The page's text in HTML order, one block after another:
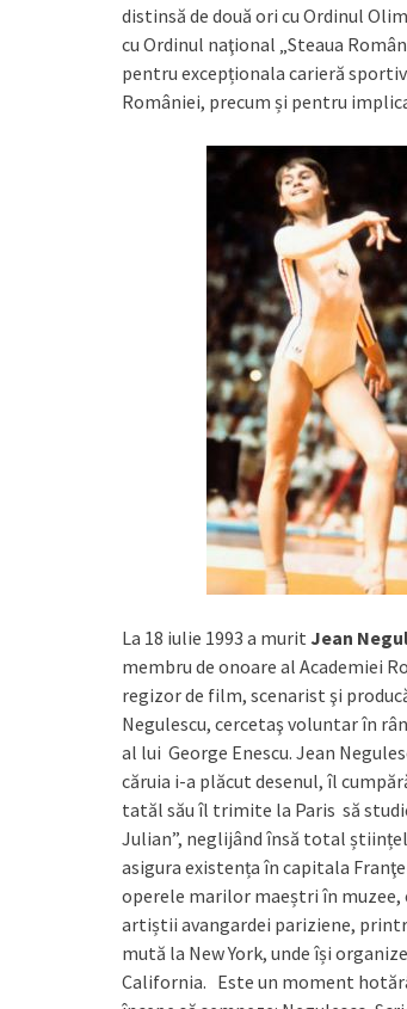
distinsă de două ori cu Ordinul
cu Ordinul naţional „Steaua
pentru excepționala carieră
României, precum și pentru
La 18 iulie 1993 a murit Jean
membru de onoare al Academiei
regizor de film, scenarist şi
Negulescu, cercetaş voluntar în
al lui George Enescu. Jean
căruia i-a plăcut desenul, îl
tatăl său îl trimite la Paris să
Julian”, neglijând însă total
asigura existența în capitala
operele marilor maeștri în muzee,
artiștii avangardei pariziene,
mută la New York, unde își
California. Este un moment